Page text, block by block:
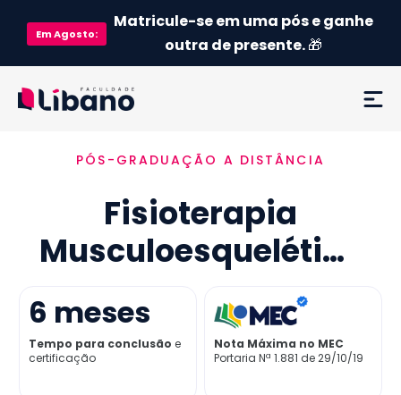
EmAgosto:
Matricule-se em uma pós e ganhe
outra de presente.🎁
Ementa
Como funciona
Credenciamento MEC
Preço
Já sou aluno
PÓS-GRADUAÇÃO A DISTÂNCIA
Fisioterapia
Musculoesquelética
6 meses
Tempo para conclusão e
certificação
Nota Máxima no MEC
Portaria Nª 1.881 de 29/10/19